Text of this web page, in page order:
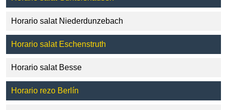
Horario salat Niederdunzebach
Horario salat Eschenstruth
Horario salat Besse
Horario rezo Berlín